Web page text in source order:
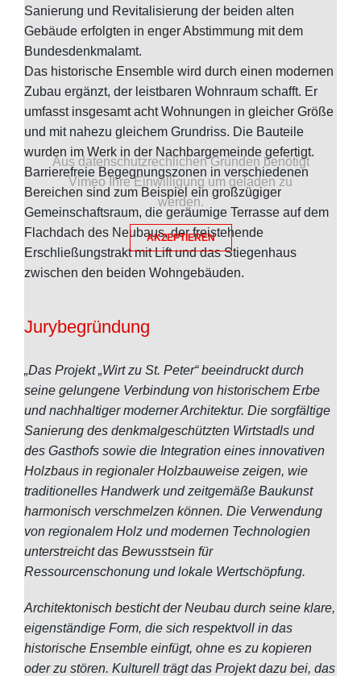
Aus datenschutzrechlichen Gründen benötigt
Vimeo Ihre Einwilligung um geladen zu
werden.
AKZEPTIEREN
Sanierung und Revitalisierung der beiden alten
Gebäude erfolgten in enger Abstimmung mit dem
Bundesdenkmalamt.
Das historische Ensemble wird durch einen modernen
Zubau ergänzt, der leistbaren Wohnraum schafft. Er
umfasst insgesamt acht Wohnungen in gleicher Größe
und mit nahezu gleichem Grundriss. Die Bauteile
wurden im Werk in der Nachbargemeinde gefertigt.
Barrierefreie Begegnungszonen in verschiedenen
Bereichen sind zum Beispiel ein großzügiger
Gemeinschaftsraum, die geräumige Terrasse auf dem
Flachdach des Neubaus, der freistehende
Erschließungstrakt mit Lift und das Stiegenhaus
zwischen den beiden Wohngebäuden.
Jurybegründung
„Das Projekt „Wirt zu St. Peter“ beeindruckt durch
seine gelungene Verbindung von historischem Erbe
und nachhaltiger moderner Architektur. Die sorgfältige
Sanierung des denkmalgeschützten Wirtstadls und
des Gasthofs sowie die Integration eines innovativen
Holzbaus in regionaler Holzbauweise zeigen, wie
traditionelles Handwerk und zeitgemäße Baukunst
harmonisch verschmelzen können. Die Verwendung
von regionalem Holz und modernen Technologien
unterstreicht das Bewusstsein für
Ressourcenschonung und lokale Wertschöpfung.
Architektonisch besticht der Neubau durch seine klare,
eigenständige Form, die sich respektvoll in das
historische Ensemble einfügt, ohne es zu kopieren
oder zu stören. Kulturell trägt das Projekt dazu bei, das